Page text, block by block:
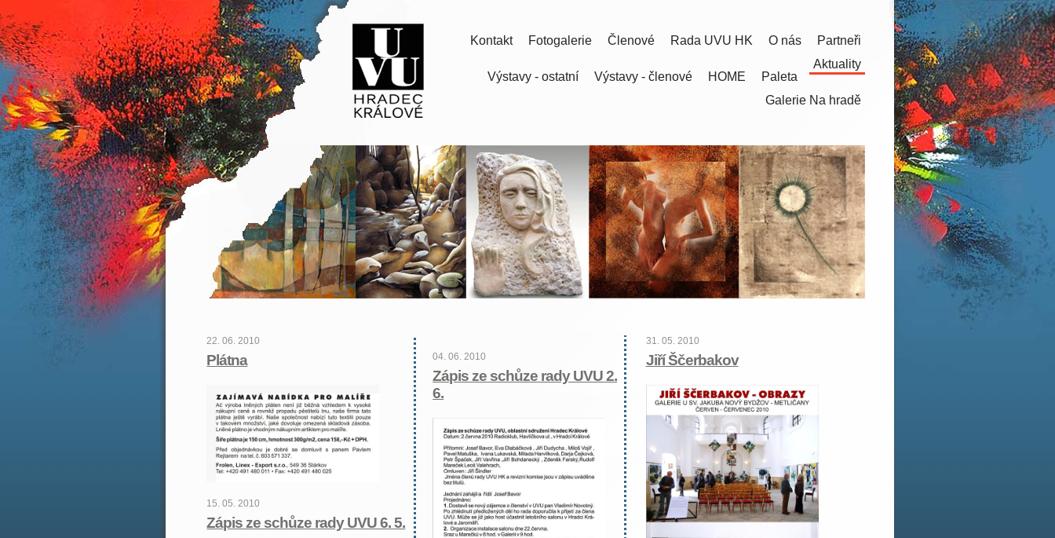
Partneři
O nás
Rada UVU HK
Členové
Fotogalerie
Kontakt
Aktuality
Paleta
HOME
Výstavy - členové
Výstavy - ostatní
Galerie Na hradě
22. 06. 2010
Plátna
15. 05. 2010
Zápis ze schůze rady UVU 6. 5.
31. 05. 2010
Jiří Ščerbakov
04. 06. 2010
Zápis ze schůze rady UVU 2.
6.